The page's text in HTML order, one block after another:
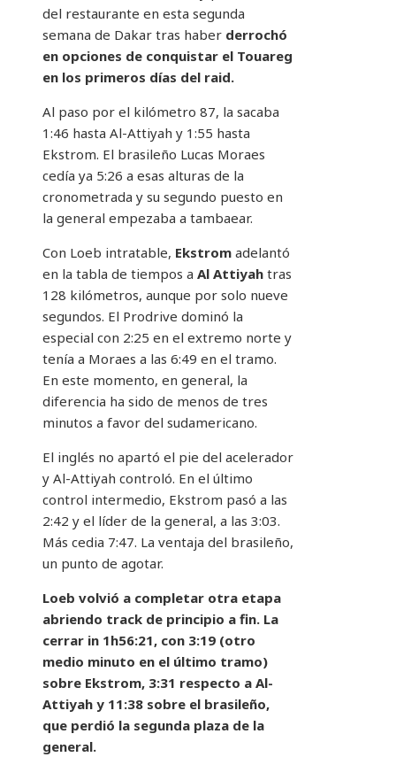
del restaurante en esta segunda
semana de Dakar tras haber derrochó
en opciones de conquistar el Touareg
en los primeros días del raid.
Al paso por el kilómetro 87, la sacaba
1:46 hasta Al-Attiyah y 1:55 hasta
Ekstrom. El brasileño Lucas Moraes
cedía ya 5:26 a esas alturas de la
cronometrada y su segundo puesto en
la general empezaba a tambaear.
Con Loeb intratable, Ekstrom adelantó
en la tabla de tiempos a Al Attiyah tras
128 kilómetros, aunque por solo nueve
segundos. El Prodrive dominó la
especial con 2:25 en el extremo norte y
tenía a Moraes a las 6:49 en el tramo.
En este momento, en general, la
diferencia ha sido de menos de tres
minutos a favor del sudamericano.
El inglés no apartó el pie del acelerador
y Al-Attiyah controló. En el último
control intermedio, Ekstrom pasó a las
2:42 y el líder de la general, a las 3:03.
Más cedia 7:47. La ventaja del brasileño,
un punto de agotar.
Loeb volvió a completar otra etapa
abriendo track de principio a fin. La
cerrar in 1h56:21, con 3:19 (otro
medio minuto en el último tramo)
sobre Ekstrom, 3:31 respecto a Al-
Attiyah y 11:38 sobre el brasileño,
que perdió la segunda plaza de la
general.